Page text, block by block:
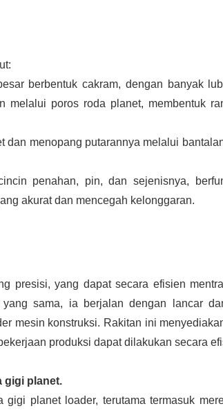
berbentuk cakram, dengan banyak
melalui poros roda planet, membentuk
dan menopang putarannya melalui
penahan, pin, dan sejenisnya,
akurat dan mencegah kelonggaran.
presisi, yang dapat secara efisien
sama, ia berjalan dengan lancar
mesin konstruksi. Rakitan ini
produksi dapat dilakukan secara
gigi planet.
planet loader, terutama termasuk